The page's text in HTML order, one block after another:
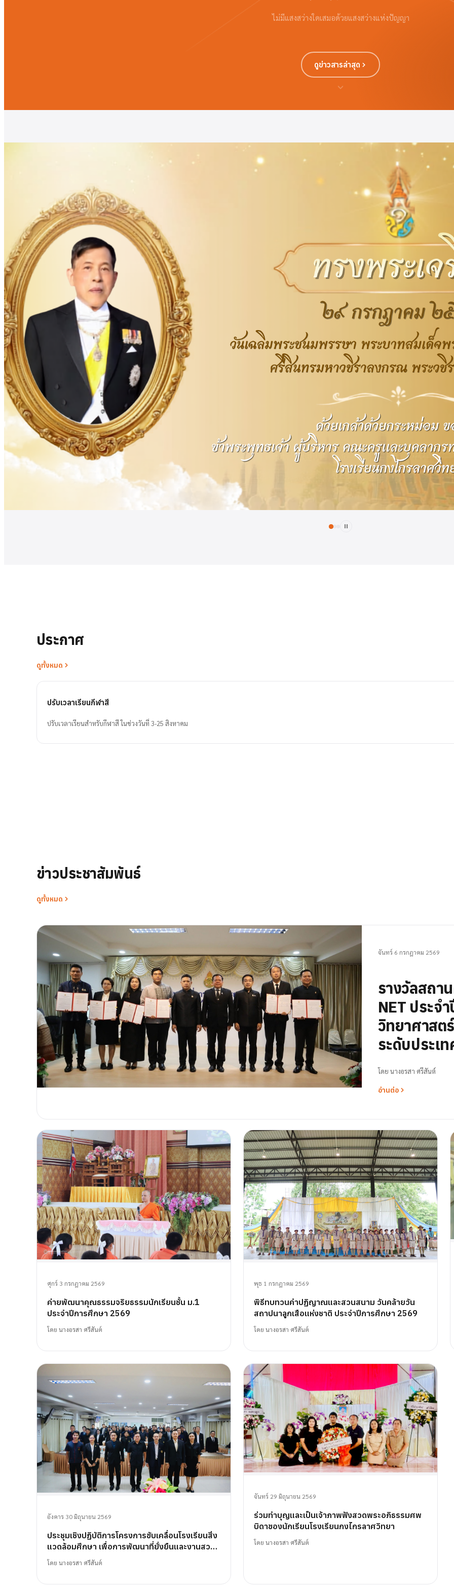
ไม่มีแสงสว่างใดเสมอด้วยแสงสว่างแห่งปัญญา
ดูข่าวสารล่าสุด
ประกาศ
ดูทั้งหมด
ปรับเวลาเรียนกีฬาสี
ปรับเวลาเรียนสำหรับกีฬาสี ในช่วงวันที่ 3-25 สิงหาคม
ข่าวประชาสัมพันธ์
ดูทั้งหมด
จันทร์ 6 กรกฎาคม 2569
รางวัลสถา
NET ประจ
วิทยาศาสต
ระดับประเ
โดย นางอรสา ศรีสันต์
อ่านต่อ
ศุกร์ 3 กรกฎาคม 2569
ค่ายพัฒนาคุณธรรมจริยธรรมนักเรียนชั้น ม.1
ประจำปีการศึกษา 2569
โดย นางอรสา ศรีสันต์
พุธ 1 กรกฎาคม 2569
พิธีทบทวนคำปฏิญาณและสวนสนาม วันคล้ายวัน
สถาปนาลูกเสือแห่งชาติ ประจำปีการศึกษา 2569
โดย นางอรสา ศรีสันต์
อังคาร 30 มิถุนายน 2569
ประชุมเชิงปฏิบัติการโครงการขับเคลื่อนโรงเรียนสิ่ง
แวดล้อมศึกษา เพื่อการพัฒนาที่ยั่งยืนและงานสวน
พฤกษศาสตร์โรงเรียน
โดย นางอรสา ศรีสันต์
จันทร์ 29 มิถุนายน 2569
ร่วมทำบุญและเป็นเจ้าภาพฟังสวดพระอภิธรรมศพ
บิดาของนักเรียนโรงเรียนกงไกรลาศวิทยา
โดย นางอรสา ศรีสันต์